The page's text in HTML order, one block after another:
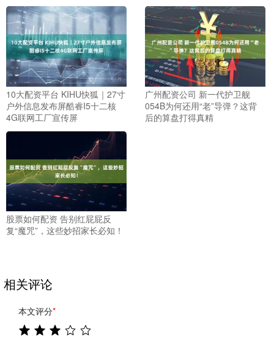
10大配资平台 KIHU快狐｜27寸
户外信息发布屏酷睿I5十二核
4G联网工厂宣传屏
广州配资公司 新一代护卫舰
054B为何还用“老”导弹？这背
后的算盘打得真精
股票如何配资 告别红屁屁反
复“魔咒”，这些妙招家长必知！
相关评论
本文评分*